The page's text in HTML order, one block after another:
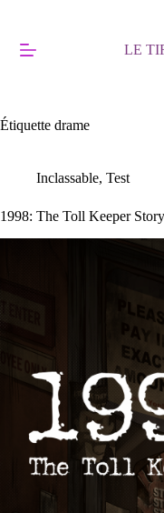
LE
Étiquette drame
Inclassable, Test
1998: The Toll Keeper Story